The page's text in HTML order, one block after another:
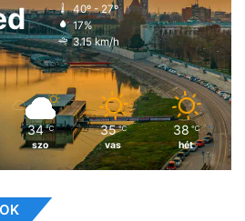
40º - 27º
17%
3.15 km/h
34 ℃
szo
35 ℃
vas
38 ℃
hét